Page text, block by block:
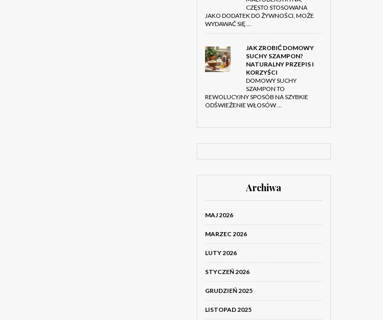
CZĘSTO STOSOWANA
JAKO DODATEK DO ŻYWNOŚCI, MOŻE
WYDAWAĆ SIĘ …
JAK ZROBIĆ DOMOWY
SUCHY SZAMPON?
NATURALNY PRZEPIS I
KORZYŚCI
DOMOWY SUCHY
SZAMPON TO
REWOLUCYJNY SPOSÓB NA SZYBKIE
ODŚWIEŻENIE WŁOSÓW …
Archiwa
MAJ 2026
MARZEC 2026
LUTY 2026
STYCZEŃ 2026
GRUDZIEŃ 2025
LISTOPAD 2025